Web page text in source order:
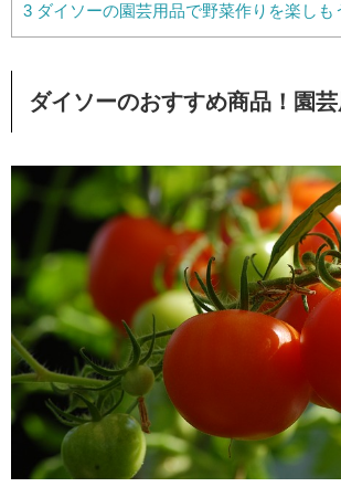
3 ダイソーの園芸用品で野菜作りを楽しも
ダイソーのおすすめ商品！園芸